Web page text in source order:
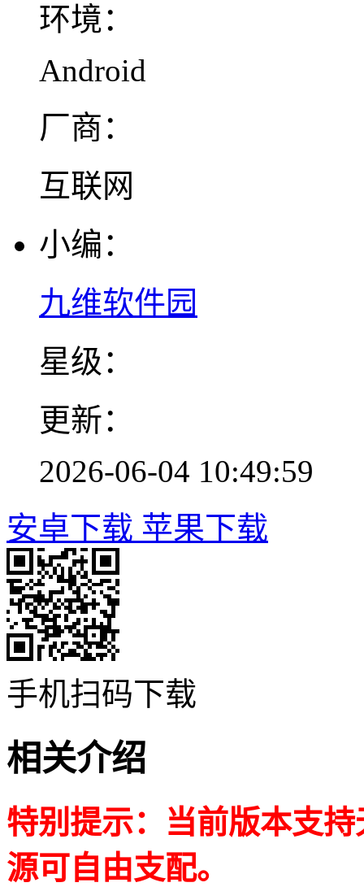
环境：
Android
厂商：
互联网
小编：
九维软件园
星级：
更新：
2026-06-04 10:49:59
安卓下载 苹果下载
手机扫码下载
相关介绍
特别提示：当前版本支
源可自由支配。